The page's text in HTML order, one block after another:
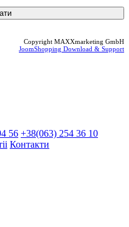
Copyright MAXXmarketing GmbH
JoomShopping Download & Support
56 +38(063) 254 36 10
Контакти